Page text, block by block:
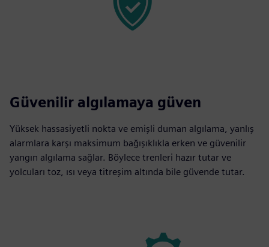
Güvenilir algılamaya güven
Yüksek hassasiyetli nokta ve emişli duman algılama, yanlış
alarmlara karşı maksimum bağışıklıkla erken ve güvenilir
yangın algılama sağlar. Böylece trenleri hazır tutar ve
yolcuları toz, ısı veya titreşim altında bile güvende tutar.